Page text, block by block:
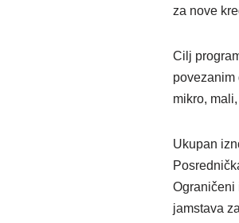
za nove
Cilj
povezanim
mikro,
Ukupan
Ograničeni
jamstava